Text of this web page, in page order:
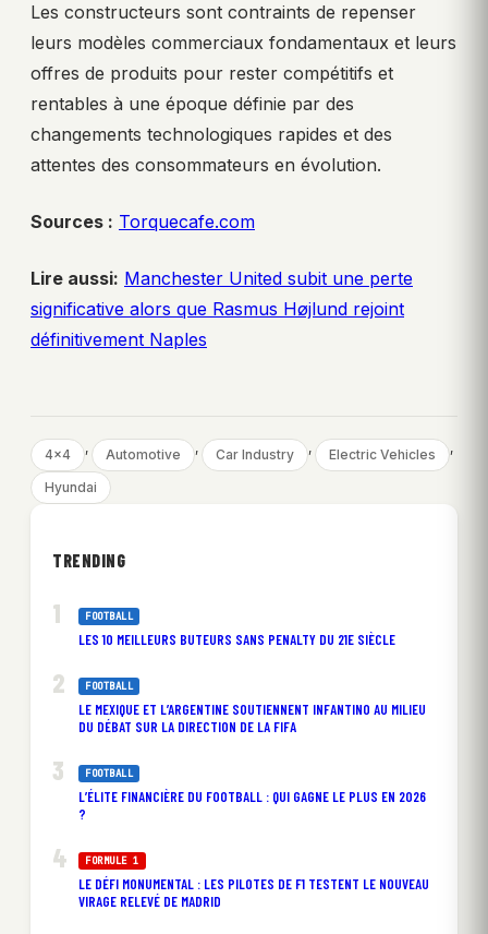
Les constructeurs sont contraints de repenser
leurs modèles commerciaux fondamentaux et leurs
offres de produits pour rester compétitifs et
rentables à une époque définie par des
changements technologiques rapides et des
attentes des consommateurs en évolution.
Sources : Torquecafe.com
Lire aussi: Manchester United subit une perte
significative alors que Rasmus Højlund rejoint
définitivement Naples
4×4 , Automotive , Car Industry , Electric Vehicles ,
Hyundai
TRENDING
FOOTBALL
LES 10 MEILLEURS BUTEURS SANS PENALTY DU 21E SIÈCLE
FOOTBALL
LE MEXIQUE ET L’ARGENTINE SOUTIENNENT INFANTINO AU MILIEU
DU DÉBAT SUR LA DIRECTION DE LA FIFA
FOOTBALL
L’ÉLITE FINANCIÈRE DU FOOTBALL : QUI GAGNE LE PLUS EN 2026
?
FORMULE 1
LE DÉFI MONUMENTAL : LES PILOTES DE F1 TESTENT LE NOUVEAU
VIRAGE RELEVÉ DE MADRID